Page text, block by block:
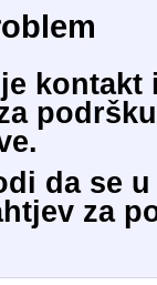
kontakt
da se
za